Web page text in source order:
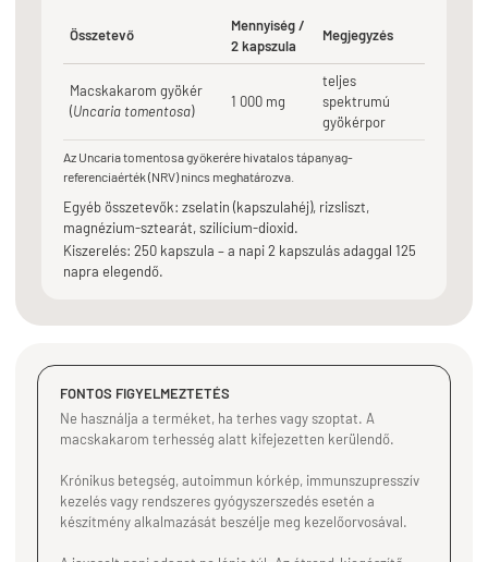
Összetevő
Mennyiség /
2 kapszula
Megjegyzés
Macskakarom gyökér
(Uncaria tomentosa)
1 000 mg
teljes
spektrumú
gyökérpor
Az Uncaria tomentosa gyökerére hivatalos tápanyag-
referenciaérték (NRV) nincs meghatározva.
Egyéb összetevők: zselatin (kapszulahéj), rizsliszt,
magnézium-sztearát, szilícium-dioxid.
Kiszerelés: 250 kapszula – a napi 2 kapszulás adaggal 125
napra elegendő.
FONTOS FIGYELMEZTETÉS
Ne használja a terméket, ha terhes vagy szoptat. A
macskakarom terhesség alatt kifejezetten kerülendő.
Krónikus betegség, autoimmun kórkép, immunszupresszív
kezelés vagy rendszeres gyógyszerszedés esetén a
készítmény alkalmazását beszélje meg kezelőorvosával.